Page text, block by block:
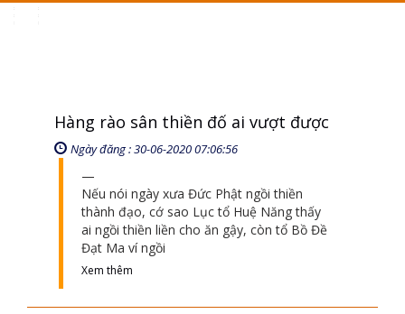
Hàng rào sân thiền đố ai vượt được
Ngày đăng : 30-06-2020 07:06:56
Nếu nói ngày xưa Đức Phật ngồi thiền
thành đạo, cớ sao Lục tổ Huệ Năng thấy
ai ngồi thiền liền cho ăn gậy, còn tổ Bồ Đề
Đạt Ma ví ngồi
Xem thêm